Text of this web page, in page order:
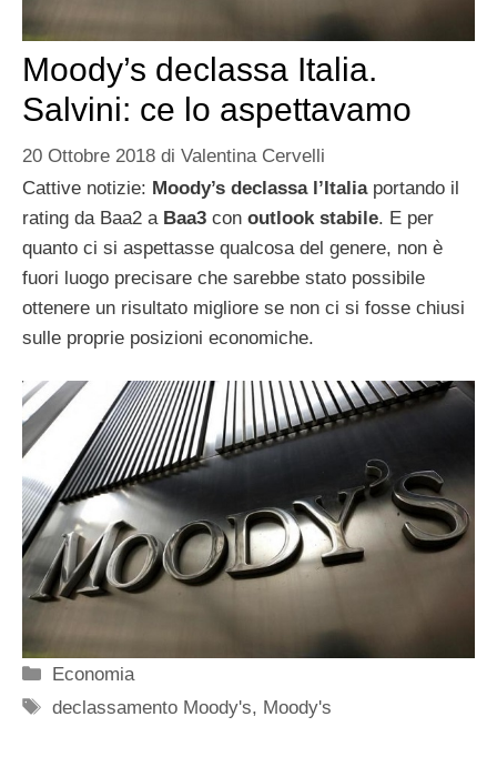
Moody’s declassa Italia.
Salvini: ce lo aspettavamo
20 Ottobre 2018 di Valentina Cervelli
Cattive notizie: Moody’s declassa l’Italiaportando il
rating da Baa2 a Baa3 con outlook stabile. E per
quanto ci si aspettasse qualcosa del genere, non è
fuori luogo precisare che sarebbe stato possibile
ottenere un risultato migliore se non ci si fosse chiusi
sulle proprie posizioni economiche.
Categorie
Economia
Tag
declassamento Moody's, Moody's